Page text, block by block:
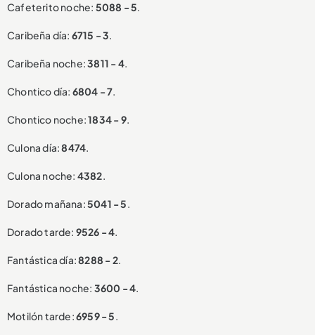
Cafeterito noche: 5088 - 5.
Caribeña día: 6715 - 3.
Caribeña noche:3811 - 4.
Chontico día: 6804 - 7.
Chontico noche:1834 - 9.
Culona día:8474.
Culona noche: 4382.
Dorado mañana:5041 - 5.
Dorado tarde: 9526 - 4.
Fantástica día:8288 - 2.
Fantástica noche: 3600 - 4.
Motilón tarde:6959 - 5.